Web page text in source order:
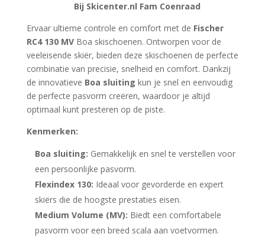
Bij Skicenter.nl Fam Coenraad
Ervaar ultieme controle en comfort met de Fischer
RC4 130 MVBoa skischoenen. Ontworpen voor de
veeleisende skiër, bieden deze skischoenen de perfecte
combinatie van precisie, snelheid en comfort. Dankzij
de innovatieve Boa sluiting kun je snel en eenvoudig
de perfecte pasvorm creëren, waardoor je altijd
optimaal kunt presteren op de piste.
Kenmerken:
Boa sluiting: Gemakkelijk en snel te verstellen voor
een persoonlijke pasvorm.
Flexindex 130: Ideaal voor gevorderde en expert
skiërs die de hoogste prestaties eisen.
Medium Volume (MV): Biedt een comfortabele
pasvorm voor een breed scala aan voetvormen.